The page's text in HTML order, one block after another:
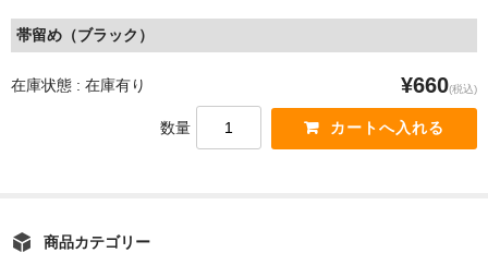
帯留め（ブラック）
在庫状態 : 在庫有り ¥660(税込)
数量
商品カテゴリー